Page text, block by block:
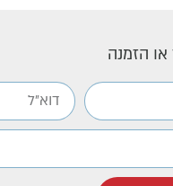
או הזמנה